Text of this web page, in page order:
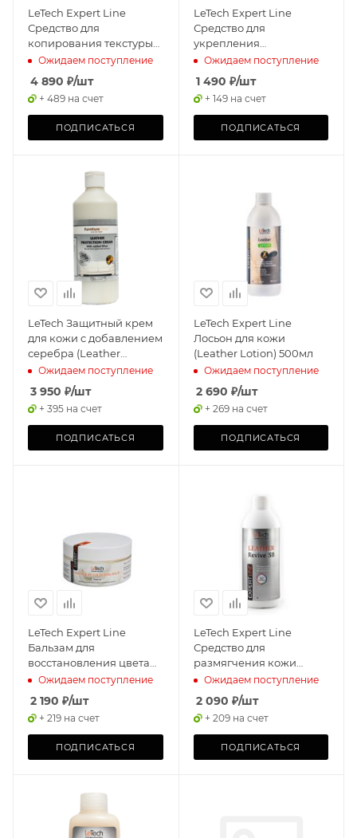
LeTech Expert Line
Средство для
копирования текстуры
кожи (Grain Copier
Ожидаем поступление
4 890 ₽/шт
+ 489 на счет
ПОДПИСАТЬСЯ
LeTech Expert Line
Средство для
укрепления
изношенной кожи
(Leather Binder) 200мл
Ожидаем поступление
1 490 ₽/шт
+ 149 на счет
ПОДПИСАТЬСЯ
LeTech Защитный крем
для кожи c добавлением
серебра (Leather
Protection Cream Silver)
Ожидаем поступление
3 950 ₽/шт
+ 395 на счет
ПОДПИСАТЬСЯ
LeTech Expert Line
Лосьон для кожи
(Leather Lotion) 500мл
Ожидаем поступление
2 690 ₽/шт
+ 269 на счет
ПОДПИСАТЬСЯ
LeTech Expert Line
Бальзам для
восстановления цвета
кожи (Leather Re-
Colouring Balm) Neutral
200мл
Ожидаем поступление
2 190 ₽/шт
+ 219 на счет
ПОДПИСАТЬСЯ
LeTech Expert Line
Средство для
размягчения кожи
(Leather Revive SB)
Ожидаем поступление
2 090 ₽/шт
+ 209 на счет
ПОДПИСАТЬСЯ